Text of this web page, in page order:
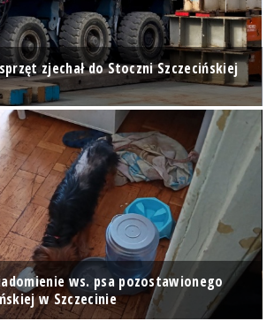
zjechał do Stoczni Szczecińskiej
ws. psa pozostawionego
w Szczecinie